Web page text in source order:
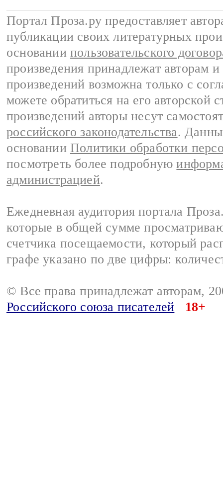
Портал Проза.ру предоставляет
публикации своих литературных
основании пользовательского
произведения принадлежат авторам
произведений возможна только с
можете обратиться на его авторской
произведений авторы несут
российского законодательства.
основании Политики обработки
посмотреть более подробную
администрацией.
Ежедневная аудитория портала
которые в общей сумме
счетчика посещаемости, который
графе указано по две цифры:
© Все права принадлежат авторам,
Российского союза писателей
18+